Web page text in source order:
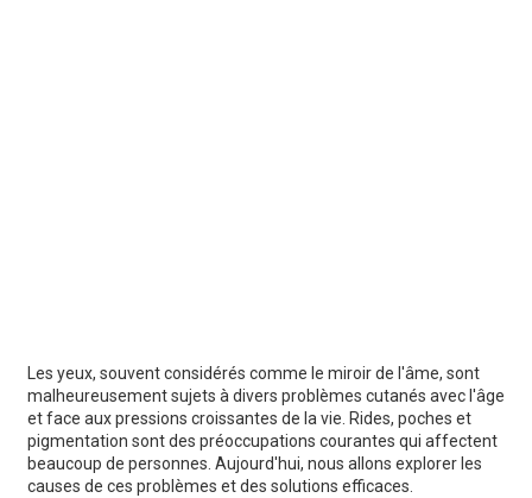
Les yeux, souvent considérés comme le miroir de l'âme, sont
malheureusement sujets à divers problèmes cutanés avec l'âge
et face aux pressions croissantes de la vie. Rides, poches et
pigmentation sont des préoccupations courantes qui affectent
beaucoup de personnes. Aujourd'hui, nous allons explorer les
causes de ces problèmes et des solutions efficaces.